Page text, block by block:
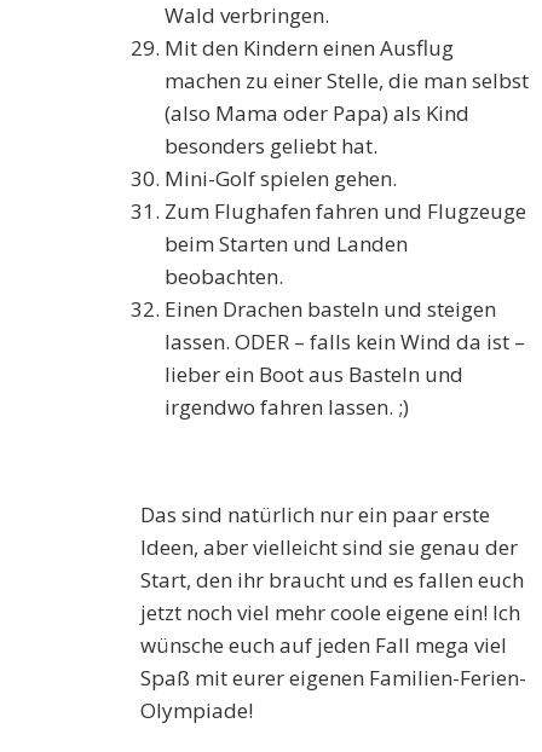
Wald verbringen.
Mit den Kindern einen Ausflug
machen zu einer Stelle, die man selbst
(also Mama oder Papa) als Kind
besonders geliebt hat.
Mini-Golf spielen gehen.
Zum Flughafen fahren und Flugzeuge
beim Starten und Landen
beobachten.
Einen Drachen basteln und steigen
lassen. ODER – falls kein Wind da ist –
lieber ein Boot aus Basteln und
irgendwo fahren lassen. ;)
Das sind natürlich nur ein paar erste
Ideen, aber vielleicht sind sie genau der
Start, den ihr braucht und es fallen euch
jetzt noch viel mehr coole eigene ein! Ich
wünsche euch auf jeden Fall mega viel
Spaß mit eurer eigenen Familien-Ferien-
Olympiade!